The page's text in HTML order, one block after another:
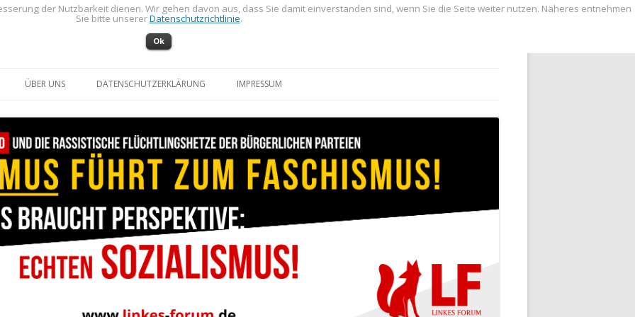
ÜBER UNS DATENSCHUTZERKLÄRUNG IMPRESSUM
der Nutzbarkeit dienen. Wir gehen davon aus, dass Sie damit einverstanden sind, wenn Sie die Seite weiter nutzen. Näheres entnehmen
Sie bitte unsererDatenschutzrichtlinie.
Ok